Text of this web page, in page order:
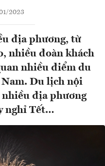
2023
địa phương, từ
nhiều đoàn khách
nhiều điểm du
Du lịch nội
nhiều địa phương
nghỉ Tết…